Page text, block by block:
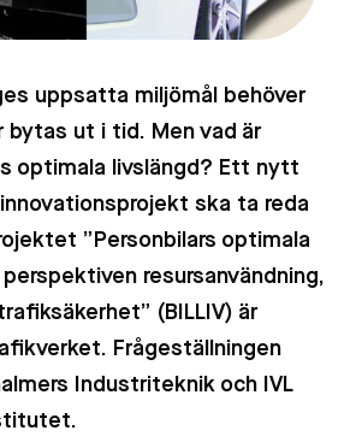
uppsatta miljömål behöver
bytas ut i tid. Men vad är
optimala livslängd? Ett nytt
ska ta reda
”Personbilars optimala
resursanvändning,
(BILLIV) är
Frågeställningen
Industriteknik och IVL